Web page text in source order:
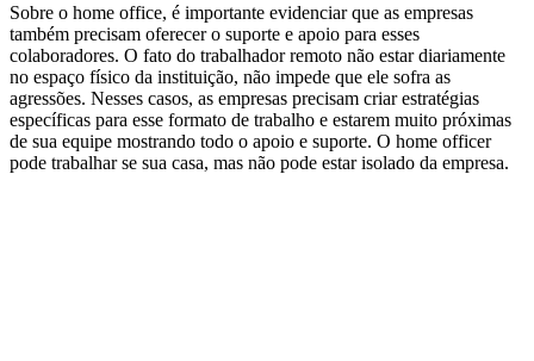
Sobre o home office, é importante evidenciar que as empresas
também precisam oferecer o suporte e apoio para esses
colaboradores. O fato do trabalhador remoto não estar diariamente
no espaço físico da instituição, não impede que ele sofra as
agressões. Nesses casos, as empresas precisam criar estratégias
específicas para esse formato de trabalho e estarem muito próximas
de sua equipe mostrando todo o apoio e suporte. O home officer
pode trabalhar se sua casa, mas não pode estar isolado da empresa.